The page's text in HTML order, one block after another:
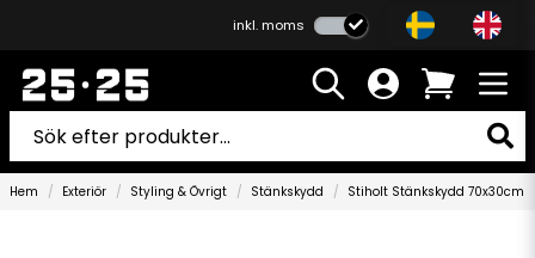
inkl. moms
Hem Exteriör Styling & Övrigt Stänkskydd Stiholt Stänkskydd 70x30cm